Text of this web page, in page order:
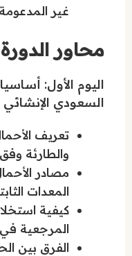
غير
محاور الدورة
اليوم الأول:
السعودي الإنشائي
تعريف
والطارئة
مصادر
المعدات
كيفية
المرجعية في
الفرق بين